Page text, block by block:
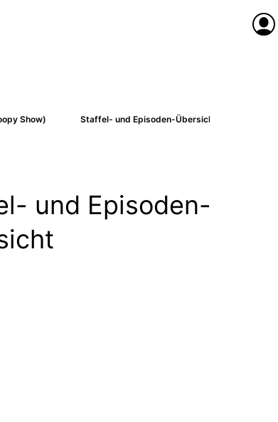
Show) Staffel- und Episoden-Übersicht
und Episoden-